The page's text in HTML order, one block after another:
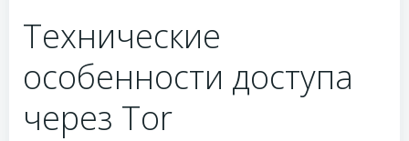
Технические
особенности доступа
через Tor